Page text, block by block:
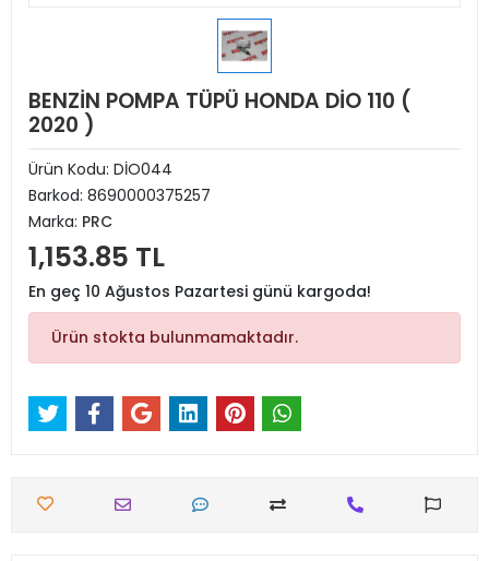
BENZİN POMPA TÜPÜ HONDA DİO 110 (
2020 )
Ürün Kodu: DİO044
Barkod: 8690000375257
Marka: PRC
1,153.85 TL
En geç 10 Ağustos Pazartesi günü kargoda!
Ürün stokta bulunmamaktadır.